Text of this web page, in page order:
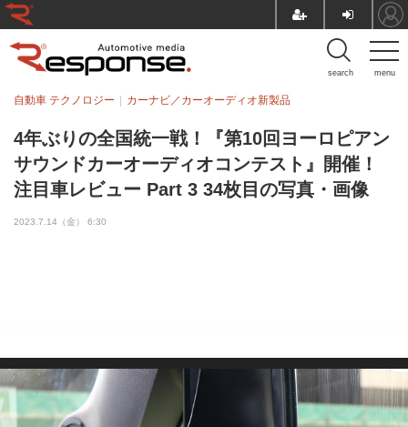
menu
search
4年ぶりの全国統一戦！『第10回ヨーロピアン
サウンドカーオーディオコンテスト』開催！
注目車レビュー Part 3 34枚目の写真・画像
自動車 テクノロジー カーナビ／カーオーディオ新製品
2023.7.14（金） 6:30